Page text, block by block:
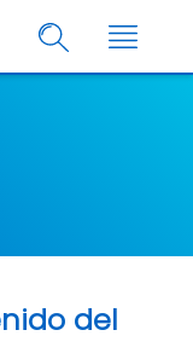
del